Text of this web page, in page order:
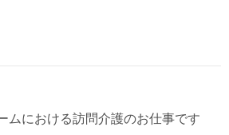
ムにおける訪問介護のお仕事です